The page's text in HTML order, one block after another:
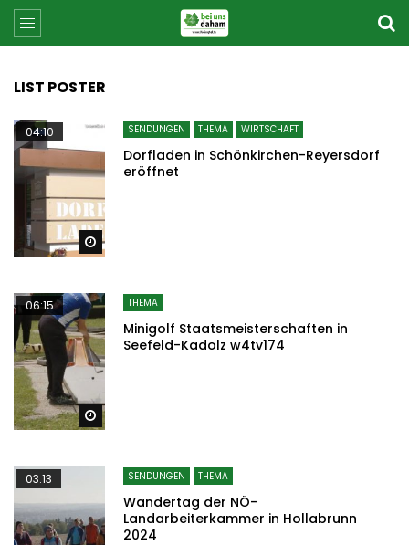
LIST POSTER
Später ansehen
04:10 SENDUNGEN THEMA WIRTSCHAFT
Dorfladen in Schönkirchen-Reyersdorf
eröffnet
Später ansehen
06:15 THEMA
Minigolf Staatsmeisterschaften in
Seefeld-Kadolz w4tv174
03:13 SENDUNGEN THEMA
Wandertag der NÖ-
Landarbeiterkammer in Hollabrunn
2024